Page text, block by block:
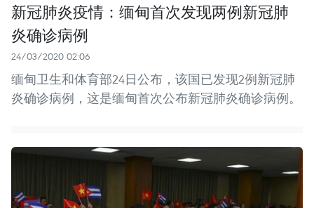
新冠肺炎疫情：缅甸首次发现两例新冠肺
炎确诊病例
24/03/2020 02:06
缅甸卫生和体育部24日公布，该国已发现2例新冠肺
炎确诊病例，这是缅甸首次公布新冠肺炎确诊病例。